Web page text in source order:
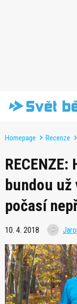
Homepage Recenze
bundou už
počasí
10. 4. 2018